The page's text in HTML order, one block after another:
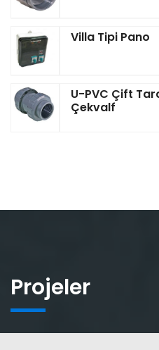
Villa Tipi Pano
U-PVC Çift
Çekvalf
Projeler